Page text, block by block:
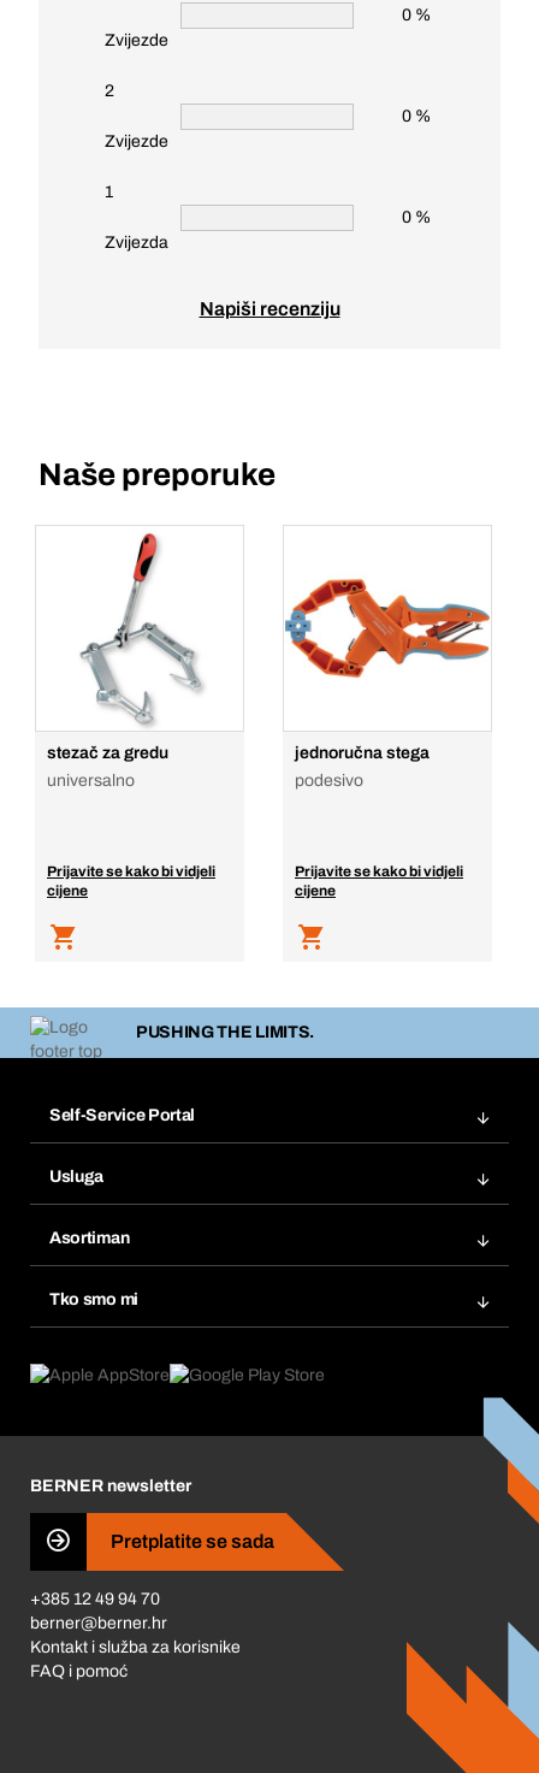
Zvijezde
0 %
2
Zvijezde
0 %
1
Zvijezda
0 %
Napiši recenziju
Naše preporuke
stezač za gredu
universalno
Prijavite se kako bi vidjeli
cijene
jednoručna stega
podesivo
Prijavite se kako bi vidjeli
cijene
PUSHING THE LIMITS.
Self-Service Portal
Popisi želja
Ponovno naručivanje
Pretplate
Usluga
Tražitelji proizvoda
Asortiman
Tko smo mi
Što nas pokreće
Business Conduct
BERNER newsletter
Pretplatite se sada
+385 12 49 94 70
berner@berner.hr
Kontakt i služba za korisnike
FAQ i pomoć